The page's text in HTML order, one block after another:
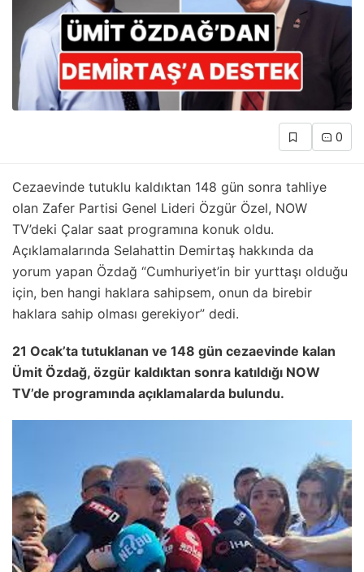
0
Cezaevinde tutuklu kaldıktan 148 gün sonra tahliye
olan Zafer Partisi Genel Lideri Özgür Özel, NOW
TV’deki Çalar saat programına konuk oldu.
Açıklamalarında Selahattin Demirtaş hakkında da
yorum yapan Özdağ “Cumhuriyet’in bir yurttaşı olduğu
için, ben hangi haklara sahipsem, onun da birebir
haklara sahip olması gerekiyor” dedi.
21 Ocak’ta tutuklanan ve 148 gün cezaevinde kalan
Ümit Özdağ, özgür kaldıktan sonra katıldığı NOW
TV’de programında açıklamalarda bulundu.